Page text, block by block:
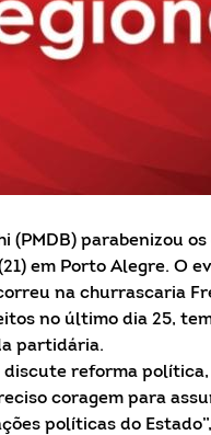
(PMDB) parabenizou
em Porto Alegre. O
na churrascaria
no último dia 25,
partidária.
discute reforma
coragem para
políticas do